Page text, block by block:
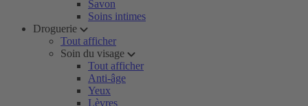
Savon
Soins intimes
Droguerie
Tout afficher
Soin du visage
Tout afficher
Anti-âge
Yeux
Lèvres